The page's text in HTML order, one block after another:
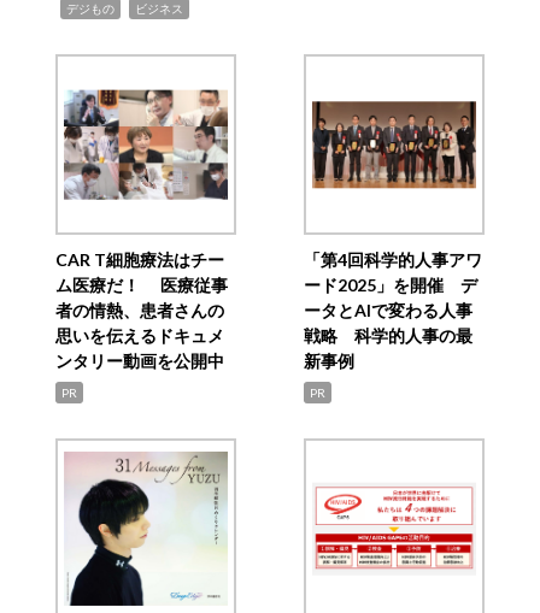
デジもの ビジネス
CAR T細胞療法はチー
ム医療だ！ 医療従事
者の情熱、患者さんの
思いを伝えるドキュメ
ンタリー動画を公開中
PR
「第4回科学的人事アワ
ード2025」を開催 デ
ータとAIで変わる人事
戦略 科学的人事の最
新事例
PR